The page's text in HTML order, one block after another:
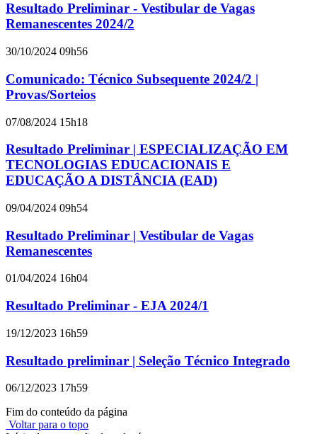
Resultado Preliminar - Vestibular de Vagas
Remanescentes 2024/2
30/10/2024 09h56
Comunicado: Técnico Subsequente 2024/2 |
Provas/Sorteios
07/08/2024 15h18
Resultado Preliminar | ESPECIALIZAÇÃO EM
TECNOLOGIAS EDUCACIONAIS E
EDUCAÇÃO A DISTÂNCIA (EAD)
09/04/2024 09h54
Resultado Preliminar | Vestibular de Vagas
Remanescentes
01/04/2024 16h04
Resultado Preliminar - EJA 2024/1
19/12/2023 16h59
Resultado preliminar | Seleção Técnico Integrado
06/12/2023 17h59
Fim do conteúdo da página
Voltar para o topo